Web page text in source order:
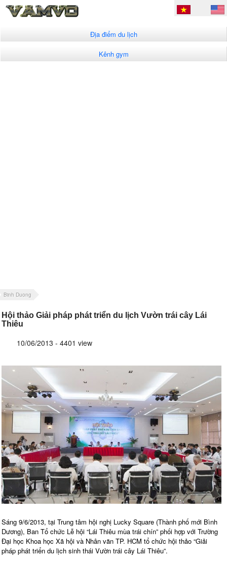
Địa điểm du lịch
Kênh gym
Binh Duong
Hội thảo Giải pháp phát triển du lịch Vườn trái cây Lái
Thiêu
10/06/2013 - 4401 view
Sáng 9/6/2013, tại Trung tâm hội nghị Lucky Square (Thành phố mới Bình
Dương), Ban Tổ chức Lễ hội “Lái Thiêu mùa trái chín” phối hợp với Trường
Đại học Khoa học Xã hội và Nhân văn TP. HCM tổ chức hội thảo “Giải
pháp phát triển du lịch sinh thái Vườn trái cây Lái Thiêu”.